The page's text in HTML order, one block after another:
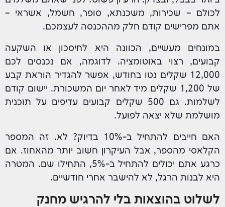
לכולם – שכירות, משכנתא, סופר, חשמל, אשראי –
אתם מפרישים קודם חלק מההכנסה לעצמכם.
במונחים מעשיים, הכוונה היא לחיסכון או השקעה
קבועים, רצוי באוטומציה. לדוגמה, אם נכנסים לכם
12,000 שקלים נטו בחודש, אפשר להגדיר הוראת קבע
של 1,200 שקלים מיד לאחר יום המשכורת. יישום קודם
לשלמות. גם 500 שקלים קבועים עדיפים על תוכנית
מושלמת שלא יצאה לפועל.
האם חייבים להתחיל ב-10% בדיוק? לא. זה המספר
הקלאסי מהספר, אבל העיקרון חשוב יותר מהאחוז. אם
כרגע אתם יכולים להתחיל ב-5%, התחילו שם. המטרה
היא לבנות הרגל, לא להישבר אחרי חודשיים.
לשלוט בהוצאות בלי להרגיש מחנק